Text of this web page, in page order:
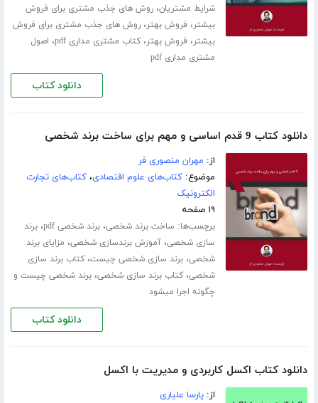
شرایط مشتریان،روش های جذب مشتری برای فروش
بیشتر، فروش بهتر،روش های جذب مشتری برای فروش
بیشتر، فروش بهتر،کتاب مشتری مداری pdf ، اصول
مشتری مداری pdf
دانلود کتاب
دانلود کتاب 9 قدم اساسی و مهم برای ساخت برند شخصی
از: مهران منصوری فر
موضوع:کتاب‌های علوم اقتصادی،کتاب‌های تجارت
الکترونیک
۱۹ صفحه
برچسب‌ها: ساخت برند شخصی،برند شخصی pdf ،برند
سازی شخصی،آموزش برندسازی شخصی، مزایای برند
شخصی،برند سازی شخصی چیست،کتاب برند سازی
شخصی،کتاب برند سازی شخصی،برند شخصی چیست و
چگونه اجرا میشود
دانلود کتاب
دانلود کتاب اکسل کاربردی و مدیریت با اکسل
از:پارسا علیاری